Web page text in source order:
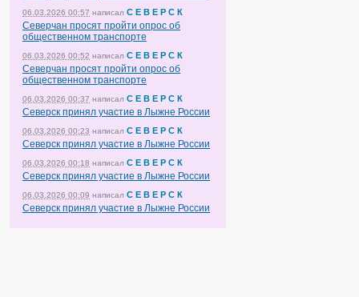
06.03.2026 00:57 написал С Е В Е Р С К
Северчан просят пройти опрос об
общественном транспорте
06.03.2026 00:52 написал С Е В Е Р С К
Северчан просят пройти опрос об
общественном транспорте
06.03.2026 00:37 написал С Е В Е Р С К
Северск принял участие в Лыжне России
06.03.2026 00:23 написал С Е В Е Р С К
Северск принял участие в Лыжне России
06.03.2026 00:18 написал С Е В Е Р С К
Северск принял участие в Лыжне России
06.03.2026 00:09 написал С Е В Е Р С К
Северск принял участие в Лыжне России